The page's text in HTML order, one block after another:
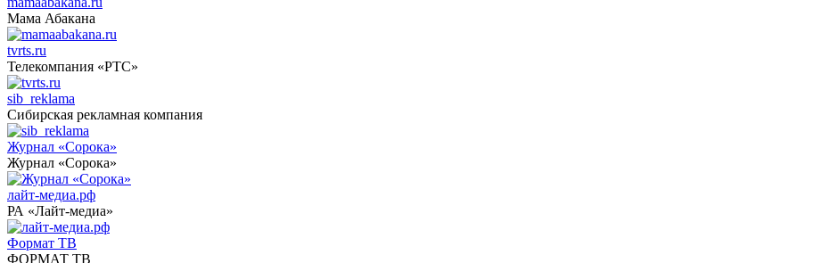
Мама Абакана
tvrts.ru
Телекомпания «РТС»
sib_reklama
Сибирская рекламная компания
Журнал «Сорока»
Журнал «Сорока»
лайт-медиа.рф
РА «Лайт-медиа»
Формат ТВ
ФОРМАТ ТВ